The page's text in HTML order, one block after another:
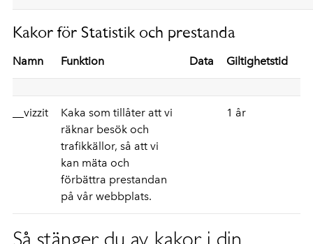
Kakor för Statistik och prestanda
Namn Funktion Data Giltighetstid
__vizzit
Kaka som tillåter att vi
räknar besök och
trafikkällor, så att vi
kan mäta och
förbättra prestandan
på vår webbplats.
1 år
Så stänger du av kakor i din